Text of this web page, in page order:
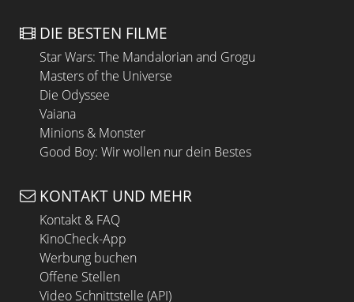
DIE BESTEN FILME
Star Wars: The Mandalorian and Grogu
Masters of the Universe
Die Odyssee
Vaiana
Minions & Monster
Good Boy: Wir wollen nur dein Bestes
KONTAKT UND MEHR
Kontakt & FAQ
KinoCheck-App
Werbung buchen
Offene Stellen
Video Schnittstelle (API)